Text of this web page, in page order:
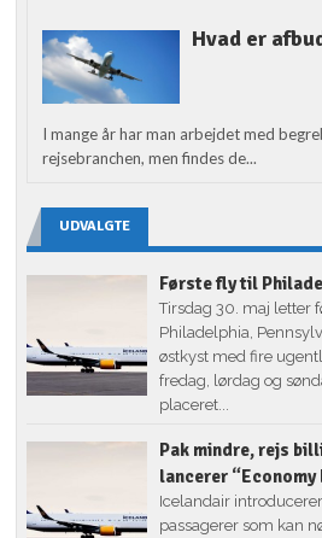
Hvad er
I mange år har man arbejdet med
rejsebranchen, men findes de...
UDVALGTE
Første fly til
Tirsdag 30. maj letter
Philadelphia,
østkyst med fire
fredag, lørdag og
placeret...
Pak mindre, rejs
lancerer “Economy
Icelandair
passagerer som kan